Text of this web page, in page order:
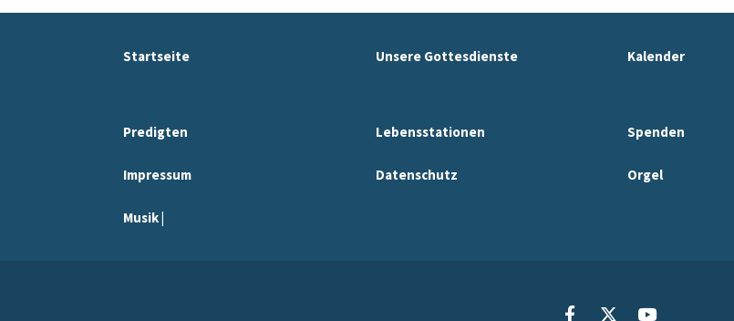
Startseite Unsere Gottesdienste Kalender
Predigten Lebensstationen Spenden
Impressum Datenschutz Orgel
Musik |